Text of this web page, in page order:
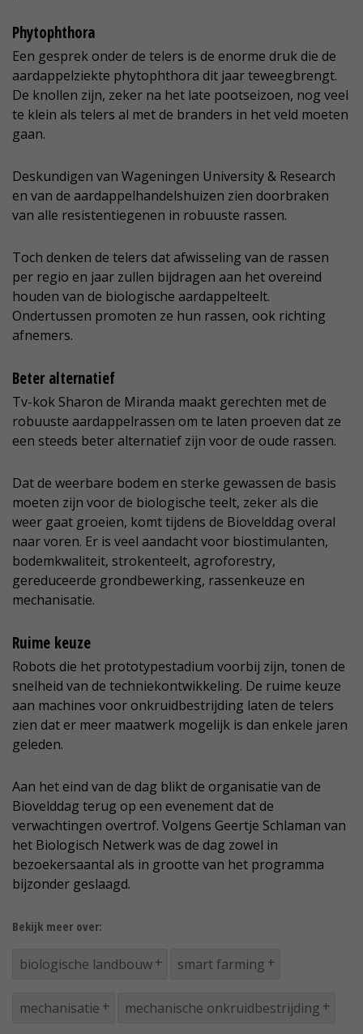
Phytophthora
Een gesprek onder de telers is de enorme druk die de
aardappelziekte phytophthora dit jaar teweegbrengt.
De knollen zijn, zeker na het late pootseizoen, nog veel
te klein als telers al met de branders in het veld moeten
gaan.
Deskundigen van Wageningen University & Research
en van de aardappelhandelshuizen zien doorbraken
van alle resistentiegenen in robuuste rassen.
Toch denken de telers dat afwisseling van de rassen
per regio en jaar zullen bijdragen aan het overeind
houden van de biologische aardappelteelt.
Ondertussen promoten ze hun rassen, ook richting
afnemers.
Beter alternatief
Tv-kok Sharon de Miranda maakt gerechten met de
robuuste aardappelrassen om te laten proeven dat ze
een steeds beter alternatief zijn voor de oude rassen.
Dat de weerbare bodem en sterke gewassen de basis
moeten zijn voor de biologische teelt, zeker als die
weer gaat groeien, komt tijdens de Biovelddag overal
naar voren. Er is veel aandacht voor biostimulanten,
bodemkwaliteit, strokenteelt, agroforestry,
gereduceerde grondbewerking, rassenkeuze en
mechanisatie.
Ruime keuze
Robots die het prototypestadium voorbij zijn, tonen de
snelheid van de techniekontwikkeling. De ruime keuze
aan machines voor onkruidbestrijding laten de telers
zien dat er meer maatwerk mogelijk is dan enkele jaren
geleden.
Aan het eind van de dag blikt de organisatie van de
Biovelddag terug op een evenement dat de
verwachtingen overtrof. Volgens Geertje Schlaman van
het Biologisch Netwerk was de dag zowel in
bezoekersaantal als in grootte van het programma
bijzonder geslaagd.
Bekijk meer over:
biologische landbouw smart farming
mechanisatie mechanische onkruidbestrijding